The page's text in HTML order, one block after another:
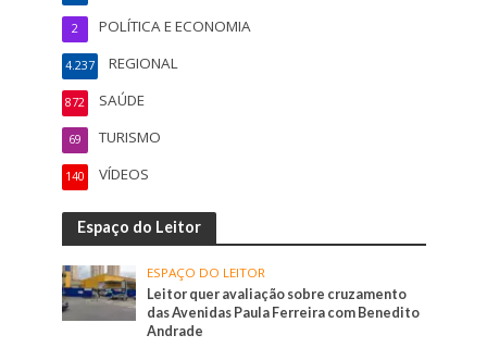
POLÍTICA E ECONOMIA
2
REGIONAL
4.237
SAÚDE
872
TURISMO
69
VÍDEOS
140
Espaço do Leitor
ESPAÇO DO LEITOR
Leitor quer avaliação sobre cruzamento
das Avenidas Paula Ferreira com Benedito
Andrade